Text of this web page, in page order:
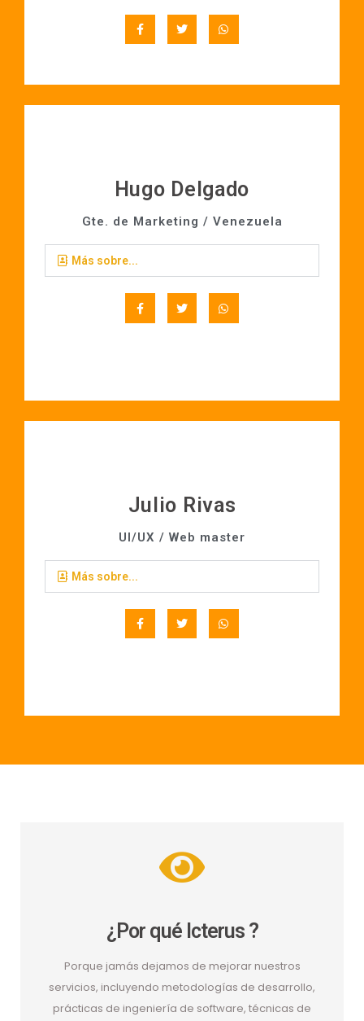
Hugo Delgado
Gte. de Marketing / Venezuela
Más sobre...
Julio Rivas
UI/UX / Web master
Más sobre...
¿Por qué Icterus ?
Porque jamás dejamos de mejorar nuestros
servicios, incluyendo metodologías de desarrollo,
prácticas de ingeniería de software, técnicas de